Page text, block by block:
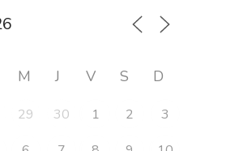
M J V S D
29 30 1 2
3